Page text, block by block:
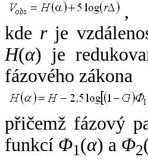
,
kde rje
H(α) je
fázového zákona
přičemž fázový
funkcí Φ1(α) a Φ2